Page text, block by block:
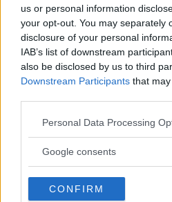
us or personal information
your opt-out. You may separately
disclosure of your personal
IAB’s list of downstream
also be disclosed by us to third
Downstream Participants that
Please note that this website/app
not limited to your visit or usage
use your data for below specified
consent section.
Personal Data Processing
Google consents
CONFIRM
Annons:
Annons:
Annons: